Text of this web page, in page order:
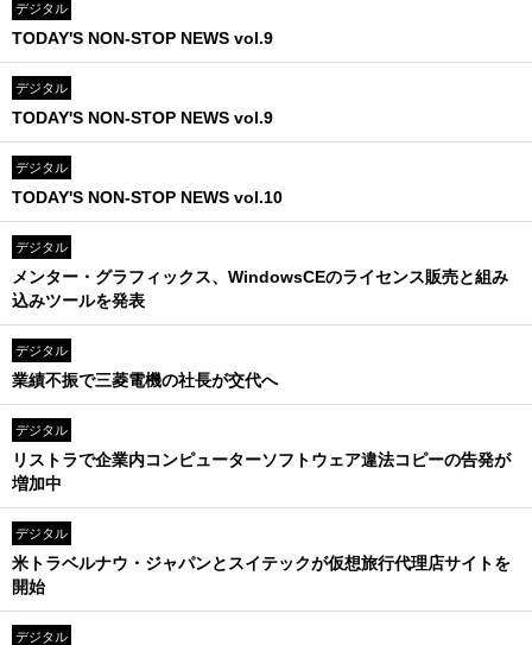
デジタル
TODAY'S NON-STOP NEWS vol.9
デジタル
TODAY'S NON-STOP NEWS vol.9
デジタル
TODAY'S NON-STOP NEWS vol.10
デジタル
メンター・グラフィックス、WindowsCEのライセンス販売と組み
込みツールを発表
デジタル
業績不振で三菱電機の社長が交代へ
デジタル
リストラで企業内コンピューターソフトウェア違法コピーの告発が
増加中
デジタル
米トラベルナウ・ジャパンとスイテックが仮想旅行代理店サイトを
開始
デジタル